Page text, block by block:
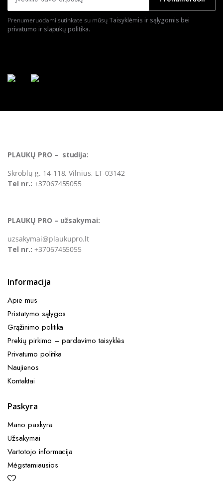
Prenumeruodami sutinkate su mūsų Taisyklėmis ir sąlygomis bei
privatumo ir slapukų politika.
PLAUKŲ PRO – studija:
Skroblų g. 14-118, Vilnius, LT-03142
Tel nr.: +37067455055
PLAUKŲ PRO – užsakymai:
uzsakymai@plaukupro.lt
Tel nr.: +37067455055
Informacija
Apie mus
Pristatymo sąlygos
Grąžinimo politika
Prekių pirkimo – pardavimo taisyklės​
Privatumo politika
Naujienos
Kontaktai
Paskyra
Mano paskyra
Užsakymai
Vartotojo informacija
Mėgstamiausios